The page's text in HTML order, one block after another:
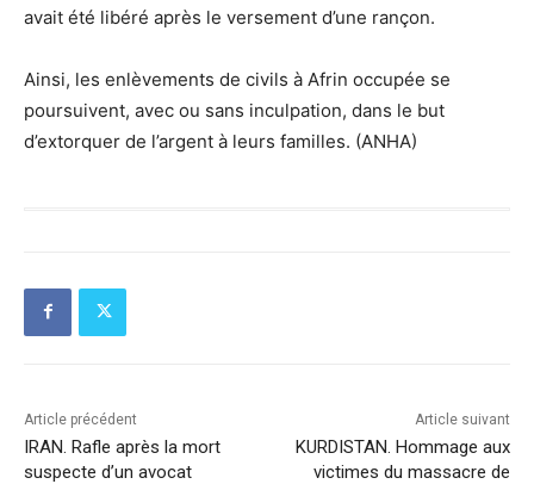
avait été libéré après le versement d’une rançon.
Ainsi, les enlèvements de civils à Afrin occupée se
poursuivent, avec ou sans inculpation, dans le but
d’extorquer de l’argent à leurs familles. (ANHA)
Article précédent
IRAN. Rafle après la mort
suspecte d’un avocat
Article suivant
KURDISTAN. Hommage aux
victimes du massacre de